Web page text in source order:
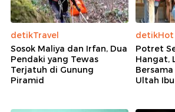
detikTravel
Sosok Maliya dan Irfan, Dua
Pendaki yang Tewas
Terjatuh di Gunung
Piramid
detikHot
Potret
Hangat,
Ultah